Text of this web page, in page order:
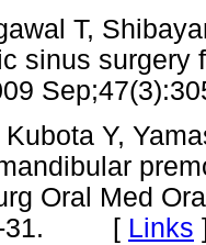
T,
sinus surgery
Kubota Y,
Oral Med
31. [ Links